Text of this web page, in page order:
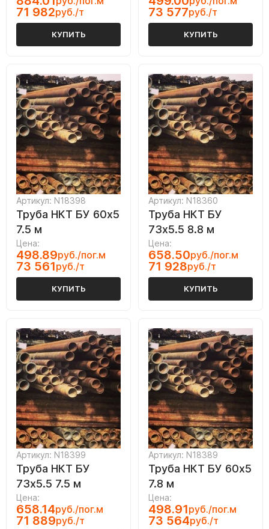
71 982руб./т
КУПИТЬ
73 577руб./т
КУПИТЬ
Артикул: N18398
Труба НКТ БУ 60х5
7.5 м
Цена:
498.89руб./пог.м
73 561руб./т
КУПИТЬ
Артикул: N18360
Труба НКТ БУ
73х5.5 8.8 м
Цена:
658.50руб./пог.м
71 928руб./т
КУПИТЬ
Артикул: N18399
Труба НКТ БУ
73х5.5 7.5 м
Цена:
658.14руб./пог.м
71 889руб./т
Артикул: N18389
Труба НКТ БУ 60х5
7.8 м
Цена:
498.91руб./пог.м
73 564руб./т